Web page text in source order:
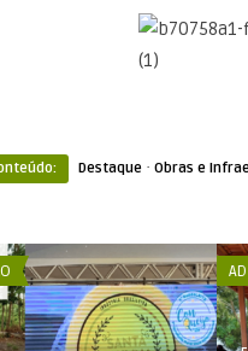
Destaque · Obras e